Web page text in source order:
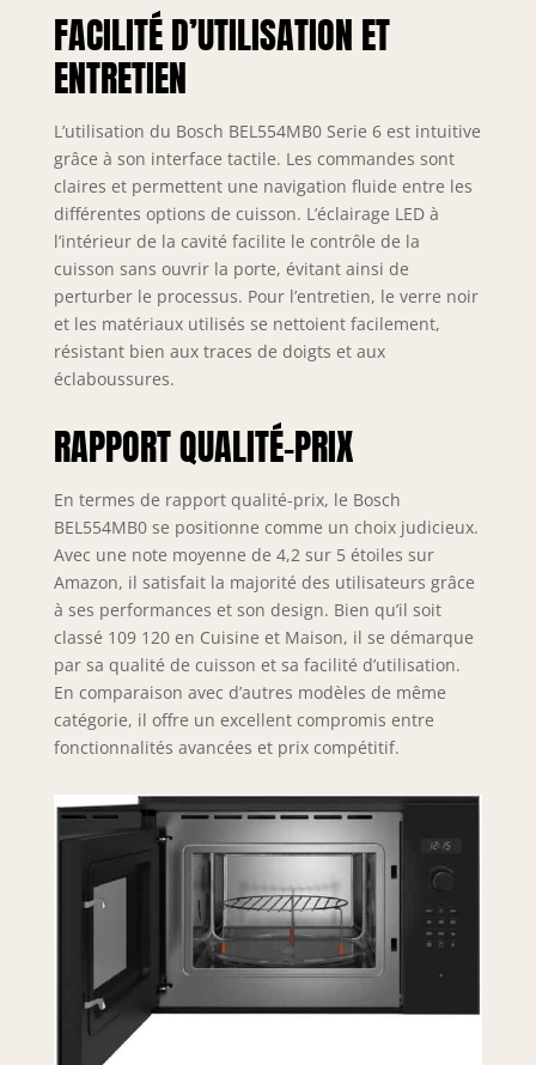
FACILITÉ D’UTILISATION ET
ENTRETIEN
L’utilisation du Bosch BEL554MB0 Serie 6 est intuitive
grâce à son interface tactile. Les commandes sont
claires et permettent une navigation fluide entre les
différentes options de cuisson. L’éclairage LED à
l’intérieur de la cavité facilite le contrôle de la
cuisson sans ouvrir la porte, évitant ainsi de
perturber le processus. Pour l’entretien, le verre noir
et les matériaux utilisés se nettoient facilement,
résistant bien aux traces de doigts et aux
éclaboussures.
RAPPORT QUALITÉ-PRIX
En termes de rapport qualité-prix, le Bosch
BEL554MB0 se positionne comme un choix judicieux.
Avec une note moyenne de 4,2 sur 5 étoiles sur
Amazon, il satisfait la majorité des utilisateurs grâce
à ses performances et son design. Bien qu’il soit
classé 109 120 en Cuisine et Maison, il se démarque
par sa qualité de cuisson et sa facilité d’utilisation.
En comparaison avec d’autres modèles de même
catégorie, il offre un excellent compromis entre
fonctionnalités avancées et prix compétitif.